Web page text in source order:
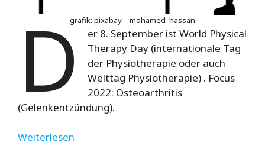
grafik: pixabay – mohamed_hassan
D
er 8. September ist World Physical
Therapy Day (internationale Tag
der Physiotherapie oder auch
Welttag Physiotherapie) . Focus
2022: Osteoarthritis
(Gelenkentzündung).
Weiterlesen